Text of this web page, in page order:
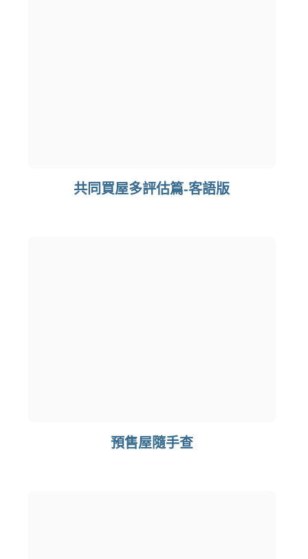
共同買屋多評估篇-客語版
預售屋隨手查